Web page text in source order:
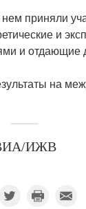
приняли
и
и
на
ИЖВ